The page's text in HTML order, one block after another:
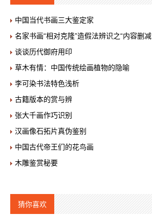
中国当代书画三大鉴定家
名家书画“相对克隆”造假法辨识之“内容删减
谈谈历代御府用印
草木有情：中国传统绘画植物的隐喻
李可染书法特色浅析
古籍版本的赏与辨
张大千画作巧识别
汉画像石拓片真伪鉴别
中国古代帝王们的花鸟画
木雕鉴赏秘要
猜你喜欢